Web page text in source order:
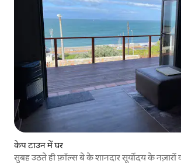
केप टाउन में घर
सुबह उठते ही फ़ॉल्स बे के शानदार सूर्योदय के